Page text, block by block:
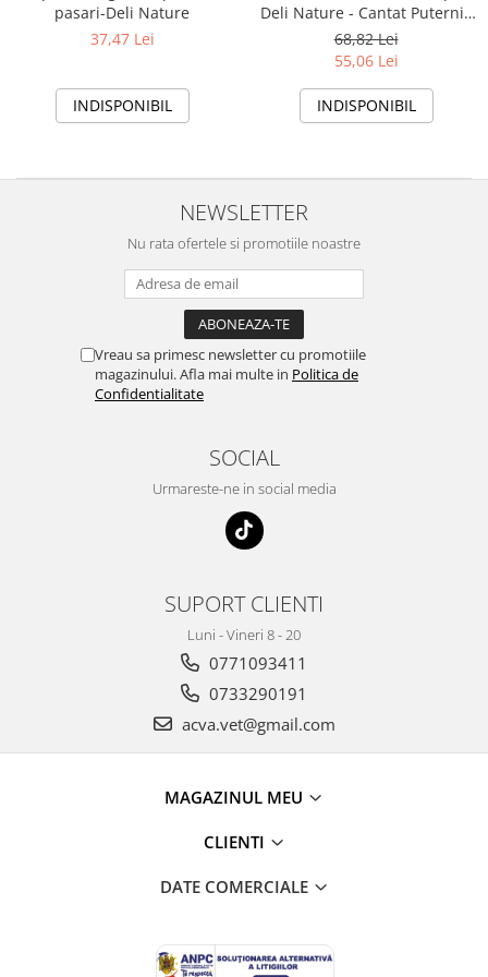
pasari-Deli Nature
37,47 Lei
INDISPONIBIL
Deli Nature - Cantat Puternic
& Penaj Sanatos
68,82 Lei
55,06 Lei
INDISPONIBIL
NEWSLETTER
Nu rata ofertele si promotiile noastre
Vreau sa primesc newsletter cu promotiile
magazinului. Afla mai multe in Politica de
Confidentialitate
SOCIAL
Urmareste-ne in social media
SUPORT CLIENTI
Luni - Vineri 8 - 20
0771093411
0733290191
acva.vet@gmail.com
MAGAZINUL MEU
CLIENTI
DATE COMERCIALE